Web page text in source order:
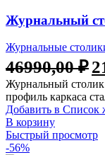
Журнальный
Журнальные
46990,00₽
Журнальный
профиль каркаса
Добавить в Список
В корзину
Быстрый просмотр
-56%